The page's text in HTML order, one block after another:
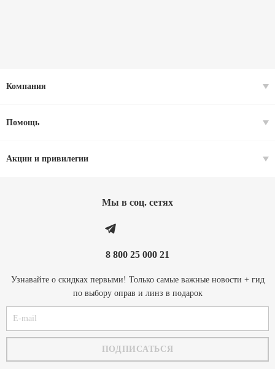
Компания
Помощь
Акции и привилегии
Мы в соц. cетях
8 800 25 000 21
Узнавайте о скидках первыми! Только самые важные новости + гид
по выбору оправ и линз в подарок